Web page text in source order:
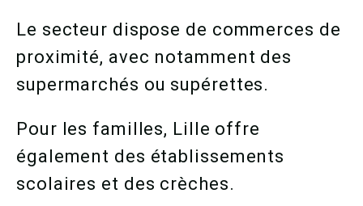
Le secteur dispose de commerces de
proximité, avec notamment des
supermarchés ou supérettes.
Pour les familles, Lille offre
également des établissements
scolaires et des crèches.